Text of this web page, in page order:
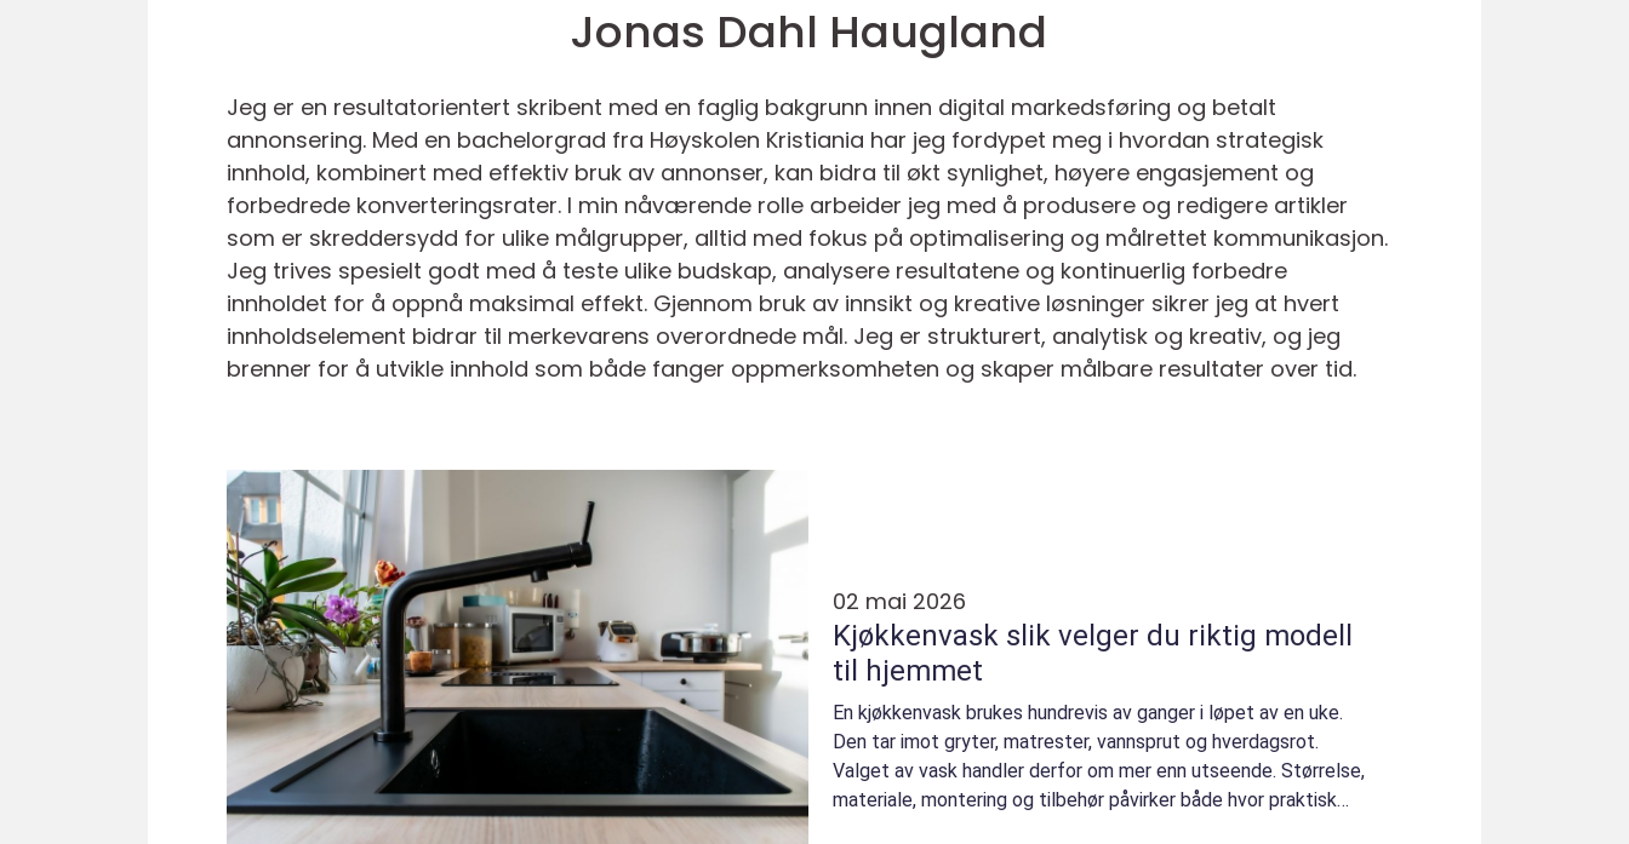
Jonas Dahl Haugland
Jeg er en resultatorientert skribent med en faglig bakgrunn innen digital markedsføring og betalt
annonsering. Med en bachelorgrad fra Høyskolen Kristiania har jeg fordypet meg i hvordan strategisk
innhold, kombinert med effektiv bruk av annonser, kan bidra til økt synlighet, høyere engasjement og
forbedrede konverteringsrater. I min nåværende rolle arbeider jeg med å produsere og redigere artikler
som er skreddersydd for ulike målgrupper, alltid med fokus på optimalisering og målrettet kommunikasjon.
Jeg trives spesielt godt med å teste ulike budskap, analysere resultatene og kontinuerlig forbedre
innholdet for å oppnå maksimal effekt. Gjennom bruk av innsikt og kreative løsninger sikrer jeg at hvert
innholdselement bidrar til merkevarens overordnede mål. Jeg er strukturert, analytisk og kreativ, og jeg
brenner for å utvikle innhold som både fanger oppmerksomheten og skaper målbare resultater over tid.
02 mai 2026
Kjøkkenvask slik velger du riktig modell
til hjemmet
En kjøkkenvask brukes hundrevis av ganger i løpet av en uke.
Den tar imot gryter, matrester, vannsprut og hverdagsrot.
Valget av vask handler derfor om mer enn utseende. Størrelse,
materiale, montering og tilbehør påvirker både hvor praktisk